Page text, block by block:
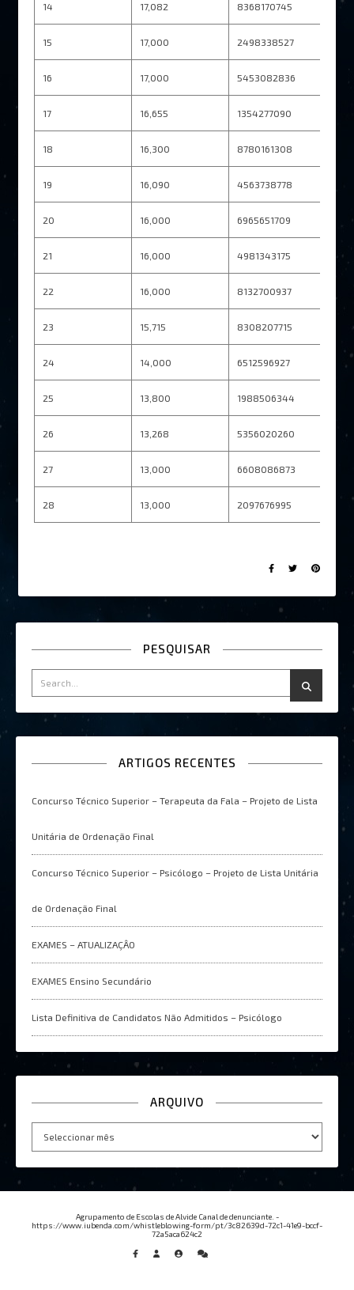
14 17,082 8368170745
15 17,000 2498338527
16 17,000 5453082836
17 16,655 1354277090
18 16,300 8780161308
19 16,090 4563738778
20 16,000 6965651709
21 16,000 4981343175
22 16,000 8132700937
23 15,715 8308207715
24 14,000 6512596927
25 13,800 1988506344
26 13,268 5356020260
27 13,000 6608086873
28 13,000 2097676995
PESQUISAR
ARTIGOS RECENTES
Concurso Técnico Superior – Terapeuta da Fala – Projeto de Lista
Unitária de Ordenação Final
Concurso Técnico Superior – Psicólogo – Projeto de Lista Unitária
de Ordenação Final
EXAMES – ATUALIZAÇÂO
EXAMES Ensino Secundário
Lista Definitiva de Candidatos Não Admitidos – Psicólogo
ARQUIVO
Arquivo
Agrupamento de Escolas de Alvide Canal de denunciante. -
https://www.iubenda.com/whistleblowing-form/pt/3c82639d-72c1-41e9-bccf-
72a5aca624c2